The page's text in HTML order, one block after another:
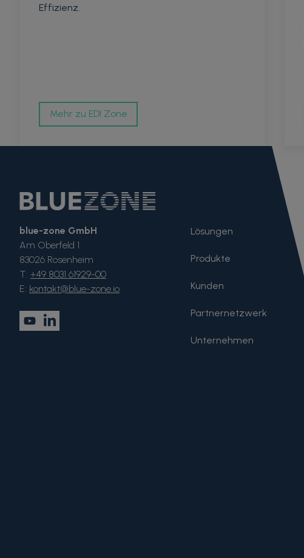
Effizienz.
Mehr zu EDI Zone
blue-zone GmbH
Am Oberfeld 1
83026 Rosenheim
T: +49 8031 61929-00
E: kontakt@blue-zone.io
Lösungen
Produkte
Kunden
Partnernetzwerk
Unternehmen